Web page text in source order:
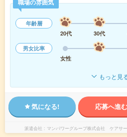
年齢層
20代
30代
男女比率
女性
もっと見
気になる! 応募へ進む
派遣会社 マンパワーグループ株式会社 ケアサ